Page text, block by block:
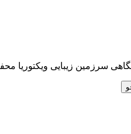
سرزمین زیبایی ویکتوریا